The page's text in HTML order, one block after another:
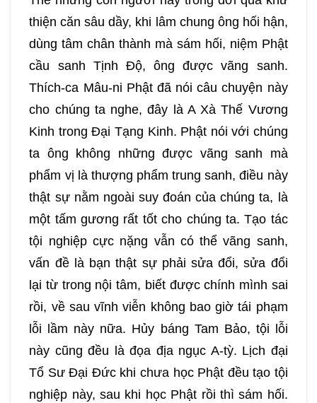
thiện căn sâu dầy, khi lâm chung ông hối hận,
dùng tâm chân thành mà sám hối, niệm Phật
cầu sanh Tịnh Độ, ông được vãng sanh.
Thích-ca Mâu-ni Phật đã nói câu chuyện này
cho chúng ta nghe, đây là A Xà Thế Vương
Kinh trong Đại Tạng Kinh. Phật nói với chúng
ta ông không những được vãng sanh mà
phẩm vị là thượng phẩm trung sanh, điều này
thật sự nằm ngoài suy đoán của chúng ta, là
một tấm gương rất tốt cho chúng ta. Tạo tác
tội nghiệp cực nặng vẫn có thể vãng sanh,
vấn đề là bạn thật sự phải sửa đổi, sửa đổi
lại từ trong nội tâm, biết được chính mình sai
rồi, về sau vĩnh viễn không bao giờ tái phạm
lỗi lầm này nữa. Hủy báng Tam Bảo, tội lỗi
này cũng đều là đọa địa ngục A-tỳ. Lịch đại
Tổ Sư Đại Đức khi chưa học Phật đều tạo tội
nghiệp này, sau khi học Phật rồi thì sám hối.